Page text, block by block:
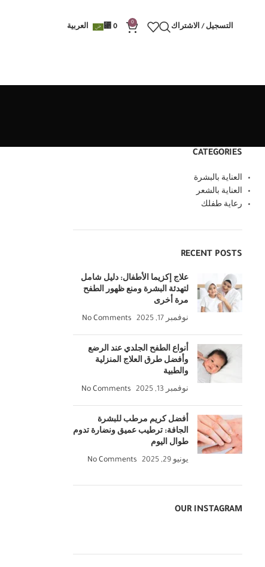
التسجيل / الاشتراك
0
⃁ 0 العربية
CATEGORIES
العناية بالبشرة
العناية بالشعر
رعاية طفلك
RECENT POSTS
علاج إكزيما الأطفال: دليل شامل
لتهدئة البشرة ومنع ظهور الطفح
مرة أخرى
نوفمبر 17, 2025 No Comments
أنواع الطفح الجلدي عند الرضع
وأفضل طرق العلاج المنزلية
والطبية
نوفمبر 13, 2025 No Comments
أفضل كريم مرطب للبشرة
الجافة: ترطيب عميق ونضارة تدوم
طوال اليوم
يونيو 29, 2025 No Comments
OUR INSTAGRAM